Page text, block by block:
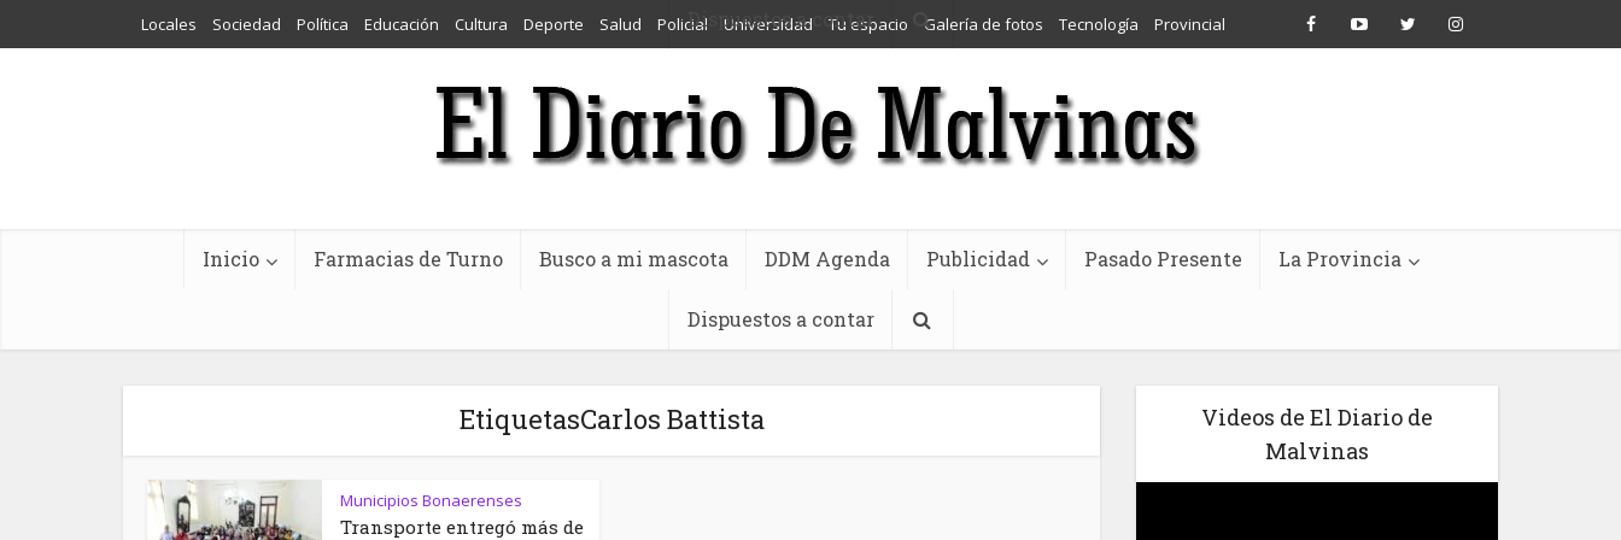
Dispuestos a contar
Locales Sociedad Política Educación Cultura Deporte Salud Policial Universidad Tu espacio Galería de fotos Tecnología Provincial
Inicio Farmacias de Turno Busco a mi mascota DDM Agenda Publicidad Pasado Presente La Provincia
Dispuestos a contar
EtiquetasCarlos Battista
Municipios Bonaerenses
Transporte entregó más de
Videos de El Diario de
Malvinas